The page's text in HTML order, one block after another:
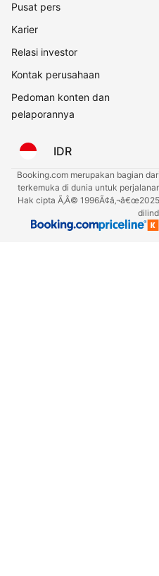
Pusat pers
Karier
Relasi investor
Kontak perusahaan
Pedoman konten dan
pelaporannya
IDR
Booking.com merupakan bagian
terkemuka di dunia untuk
Hak cipta Ã‚Â©